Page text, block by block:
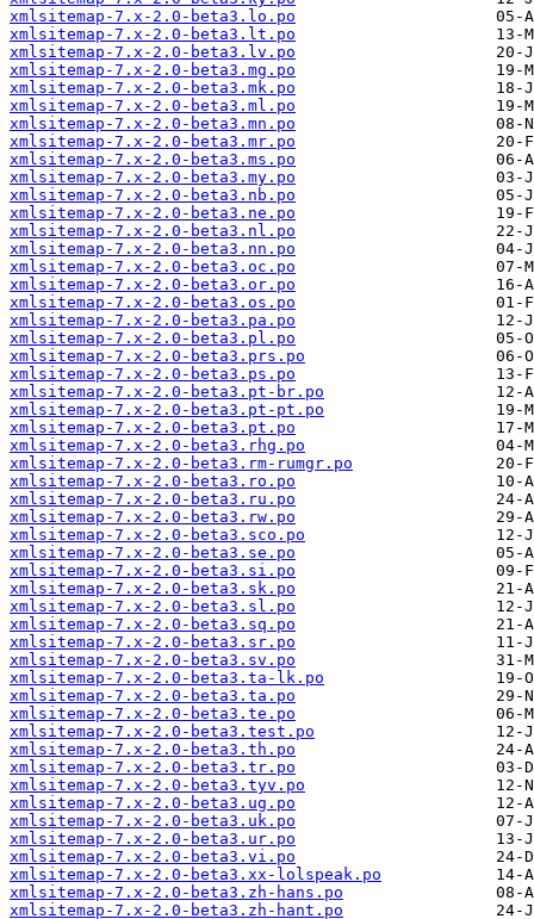
xmlsitemap-7.x-2.0-beta3.lo.po
xmlsitemap-7.x-2.0-beta3.lt.po
xmlsitemap-7.x-2.0-beta3.lv.po
xmlsitemap-7.x-2.0-beta3.mg.po
xmlsitemap-7.x-2.0-beta3.mk.po
xmlsitemap-7.x-2.0-beta3.ml.po
xmlsitemap-7.x-2.0-beta3.mn.po
xmlsitemap-7.x-2.0-beta3.mr.po
xmlsitemap-7.x-2.0-beta3.ms.po
xmlsitemap-7.x-2.0-beta3.my.po
xmlsitemap-7.x-2.0-beta3.nb.po
xmlsitemap-7.x-2.0-beta3.ne.po
xmlsitemap-7.x-2.0-beta3.nl.po
xmlsitemap-7.x-2.0-beta3.nn.po
xmlsitemap-7.x-2.0-beta3.oc.po
xmlsitemap-7.x-2.0-beta3.or.po
xmlsitemap-7.x-2.0-beta3.os.po
xmlsitemap-7.x-2.0-beta3.pa.po
xmlsitemap-7.x-2.0-beta3.pl.po
xmlsitemap-7.x-2.0-beta3.prs.po
xmlsitemap-7.x-2.0-beta3.ps.po
xmlsitemap-7.x-2.0-beta3.pt-br.po
xmlsitemap-7.x-2.0-beta3.pt-pt.po
xmlsitemap-7.x-2.0-beta3.pt.po
xmlsitemap-7.x-2.0-beta3.rhg.po
xmlsitemap-7.x-2.0-beta3.rm-rumgr.po
xmlsitemap-7.x-2.0-beta3.ro.po
xmlsitemap-7.x-2.0-beta3.ru.po
xmlsitemap-7.x-2.0-beta3.rw.po
xmlsitemap-7.x-2.0-beta3.sco.po
xmlsitemap-7.x-2.0-beta3.se.po
xmlsitemap-7.x-2.0-beta3.si.po
xmlsitemap-7.x-2.0-beta3.sk.po
xmlsitemap-7.x-2.0-beta3.sl.po
xmlsitemap-7.x-2.0-beta3.sq.po
xmlsitemap-7.x-2.0-beta3.sr.po
xmlsitemap-7.x-2.0-beta3.sv.po
xmlsitemap-7.x-2.0-beta3.ta-lk.po
xmlsitemap-7.x-2.0-beta3.ta.po
xmlsitemap-7.x-2.0-beta3.te.po
xmlsitemap-7.x-2.0-beta3.test.po
xmlsitemap-7.x-2.0-beta3.th.po
xmlsitemap-7.x-2.0-beta3.tr.po
xmlsitemap-7.x-2.0-beta3.tyv.po
xmlsitemap-7.x-2.0-beta3.ug.po
xmlsitemap-7.x-2.0-beta3.uk.po
xmlsitemap-7.x-2.0-beta3.ur.po
xmlsitemap-7.x-2.0-beta3.vi.po
xmlsitemap-7.x-2.0-beta3.xx-lolspeak.po
xmlsitemap-7.x-2.0-beta3.zh-hans.po
xmlsitemap-7.x-2.0-beta3.zh-hant.po